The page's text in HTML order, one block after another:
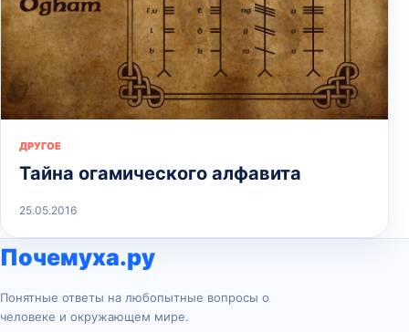
ДРУГОЕ
Тайна огамического алфавита
25.05.2016
Почемуха.ру
Понятные ответы на любопытные вопросы о
человеке и окружающем мире.